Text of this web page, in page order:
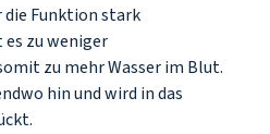
die Funktion stark
zu weniger
zu mehr Wasser im Blut.
hin und wird in das